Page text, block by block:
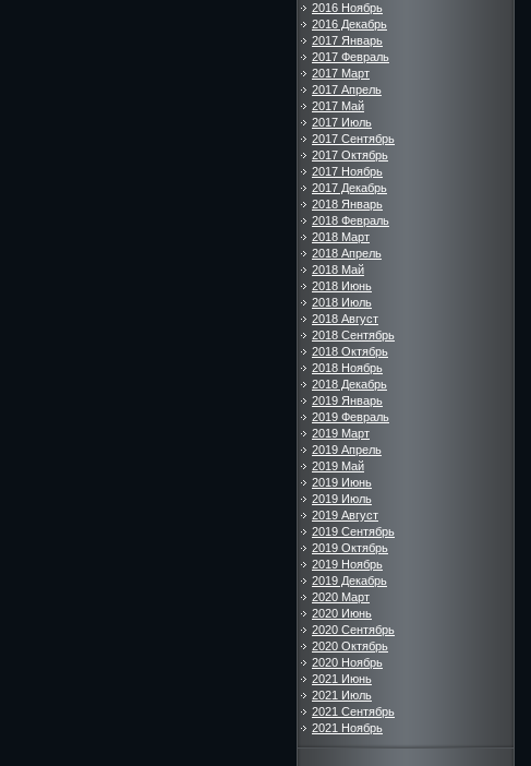
2016 Ноябрь
2016 Декабрь
2017 Январь
2017 Февраль
2017 Март
2017 Апрель
2017 Май
2017 Июль
2017 Сентябрь
2017 Октябрь
2017 Ноябрь
2017 Декабрь
2018 Январь
2018 Февраль
2018 Март
2018 Апрель
2018 Май
2018 Июнь
2018 Июль
2018 Август
2018 Сентябрь
2018 Октябрь
2018 Ноябрь
2018 Декабрь
2019 Январь
2019 Февраль
2019 Март
2019 Апрель
2019 Май
2019 Июнь
2019 Июль
2019 Август
2019 Сентябрь
2019 Октябрь
2019 Ноябрь
2019 Декабрь
2020 Март
2020 Июнь
2020 Сентябрь
2020 Октябрь
2020 Ноябрь
2021 Июнь
2021 Июль
2021 Сентябрь
2021 Ноябрь